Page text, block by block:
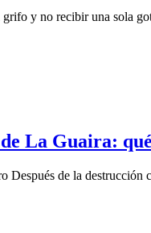
y no recibir una sola
La Guaira:
Después de la